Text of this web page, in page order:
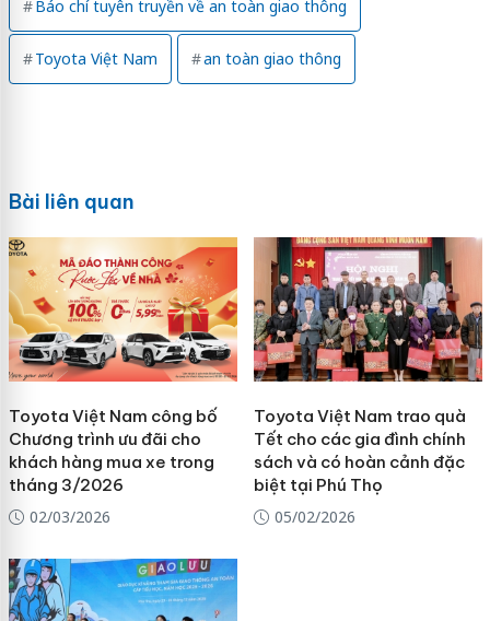
Báo chí tuyên truyền về an toàn giao thông
Toyota Việt Nam an toàn giao thông
Bài liên quan
Toyota Việt Nam công bố
Chương trình ưu đãi cho
khách hàng mua xe trong
tháng 3/2026
02/03/2026
Toyota Việt Nam trao quà
Tết cho các gia đình chính
sách và có hoàn cảnh đặc
biệt tại Phú Thọ
05/02/2026